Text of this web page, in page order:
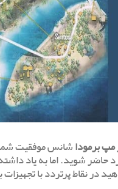
مپ برموداشانس موفقیت شما
حاضر شوید. اما به یاد
در نقاط پرتردد با تجهیزات